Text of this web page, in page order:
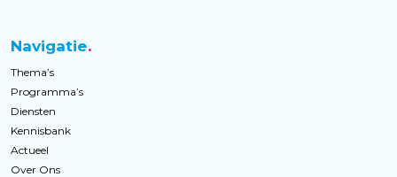
Navigatie
Thema’s
Programma’s
Diensten
Kennisbank
Actueel
Over Ons